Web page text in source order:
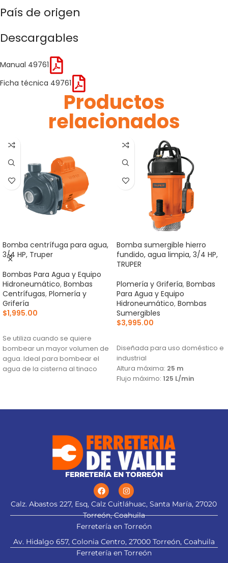
País de origen
Descargables
Manual 49761
Ficha técnica 49761
Productos
relacionados
Bomba centrífuga para agua,
3/4 HP, Truper
Bombas Para Agua y Equipo
Hidroneumático, Bombas
Centrífugas, Plomería y
Grifería
$1,995.00
Se utiliza cuando se quiere
bombear un mayor volumen de
agua. Ideal para bombear el
agua de la cisterna al tinaco
Bomba sumergible hierro
fundido, agua limpia, 3/4 HP,
TRUPER
Plomería y Grifería, Bombas
Para Agua y Equipo
Hidroneumático, Bombas
Sumergibles
$3,995.00
Diseñada para uso doméstico e
industrial
Altura máxima: 25 m
Flujo máximo: 125 L/min
FERRETERÍA EN TORREÓN
Calz. Abastos 227, Esq, Calz Cuitláhuac, Santa María, 27020
Torreón, Coahuila
Ferretería en Torreón
Av. Hidalgo 657, Colonia Centro, 27000 Torreón, Coahuila
Ferretería en Torreón